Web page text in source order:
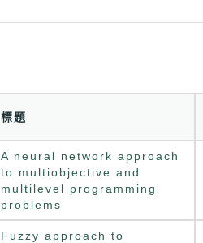
標題
A neural network approach
to multiobjective and
multilevel programming
problems
Fuzzy approach to